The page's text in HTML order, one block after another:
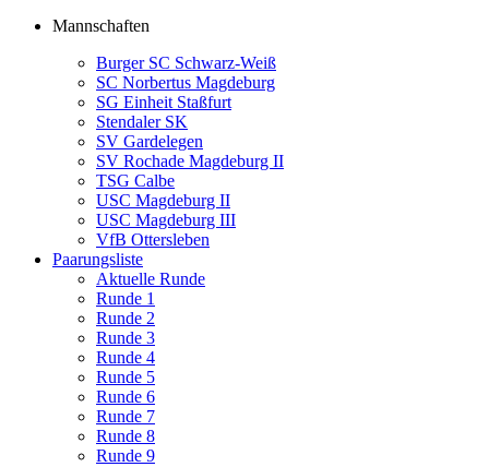
Mannschaften
Burger SC Schwarz-Weiß
SC Norbertus Magdeburg
SG Einheit Staßfurt
Stendaler SK
SV Gardelegen
SV Rochade Magdeburg II
TSG Calbe
USC Magdeburg II
USC Magdeburg III
VfB Ottersleben
Paarungsliste
Aktuelle Runde
Runde 1
Runde 2
Runde 3
Runde 4
Runde 5
Runde 6
Runde 7
Runde 8
Runde 9